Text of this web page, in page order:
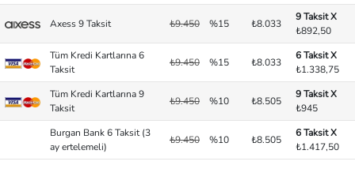
Axess 9 Taksit ₺9.450 %15 ₺8.033
9 Taksit X
₺892,50
Tüm Kredi Kartlarına 6
Taksit
₺9.450 %15 ₺8.033
6 Taksit X
₺1.338,75
Tüm Kredi Kartlarına 9
Taksit
₺9.450 %10 ₺8.505
9 Taksit X
₺945
Burgan Bank 6 Taksit (3
ay ertelemeli)
₺9.450 %10 ₺8.505
6 Taksit X
₺1.417,50